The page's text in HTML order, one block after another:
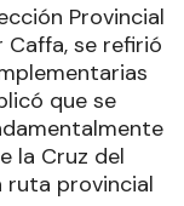
Provincial
Caffa, se refirió
que se
la Cruz del
ruta provincial